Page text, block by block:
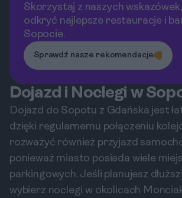
Skorzystaj z naszych
odkryć najlepsze restauracje i
Sopocie.
Sprawdź nasze rekomendacje
Dojazd i Noclegi w
Dojazd do Sopotu z Gdańska jest
dzięki regularnemu połączeniu
rozważyć również przyjazd
ponieważ miasto posiada wiele
parkingowych. Jeśli planujesz
wybierz noclegi w okolicach